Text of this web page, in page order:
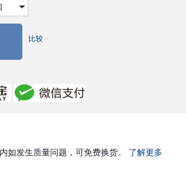
比较
如发生质量问题，可免费换货。 了解更多